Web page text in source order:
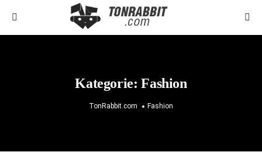
Kategorie:Fashion
TonRabbit.com Fashion